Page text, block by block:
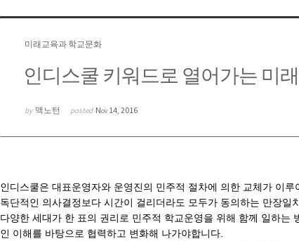
미래교육과 학교문화
인디스쿨 키워드로 열어가는 미
by 맥노턴 posted Nov 14, 2016
인디스쿨은 대표운영자와 운영진의 민주적 절차에 의한 교체가 이
독단적인 의사결정보다 시간이 걸리더라도 모두가 동의하는 만장
다양한 세대가 한 표의 권리로 민주적 학교운영을 위해 함께 일하
인 이해를 바탕으로 협력하고 변화해 나가야합니다.